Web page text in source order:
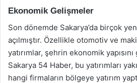
Ekonomik Gelişmeler
Son dönemde Sakarya’da birçok
açılmıştır. Özellikle otomotiv ve
yatırımlar, şehrin ekonomik
Sakarya 54 Haber, bu yatırımları
hangi firmaların bölgeye yatırım